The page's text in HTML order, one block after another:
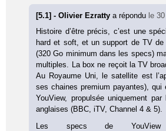
[5.1] - Olivier Ezrattya répondu le
Histoire d’être précis, c’est une
hard et soft, et un support de TV de
(320 Go minimum dans les specs)
multiples. La box ne reçoit la TV
Au Royaume Uni, le satellite est
ses chaines premium payantes), qui
YouView, propulsée uniquement
anglaises (BBC, iTV, Channel 4 & 5).
Les specs de